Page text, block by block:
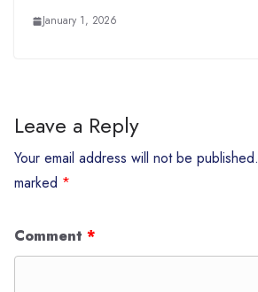
January 1, 2026
Leave a Reply
Your email address will not be published.
marked *
Comment *